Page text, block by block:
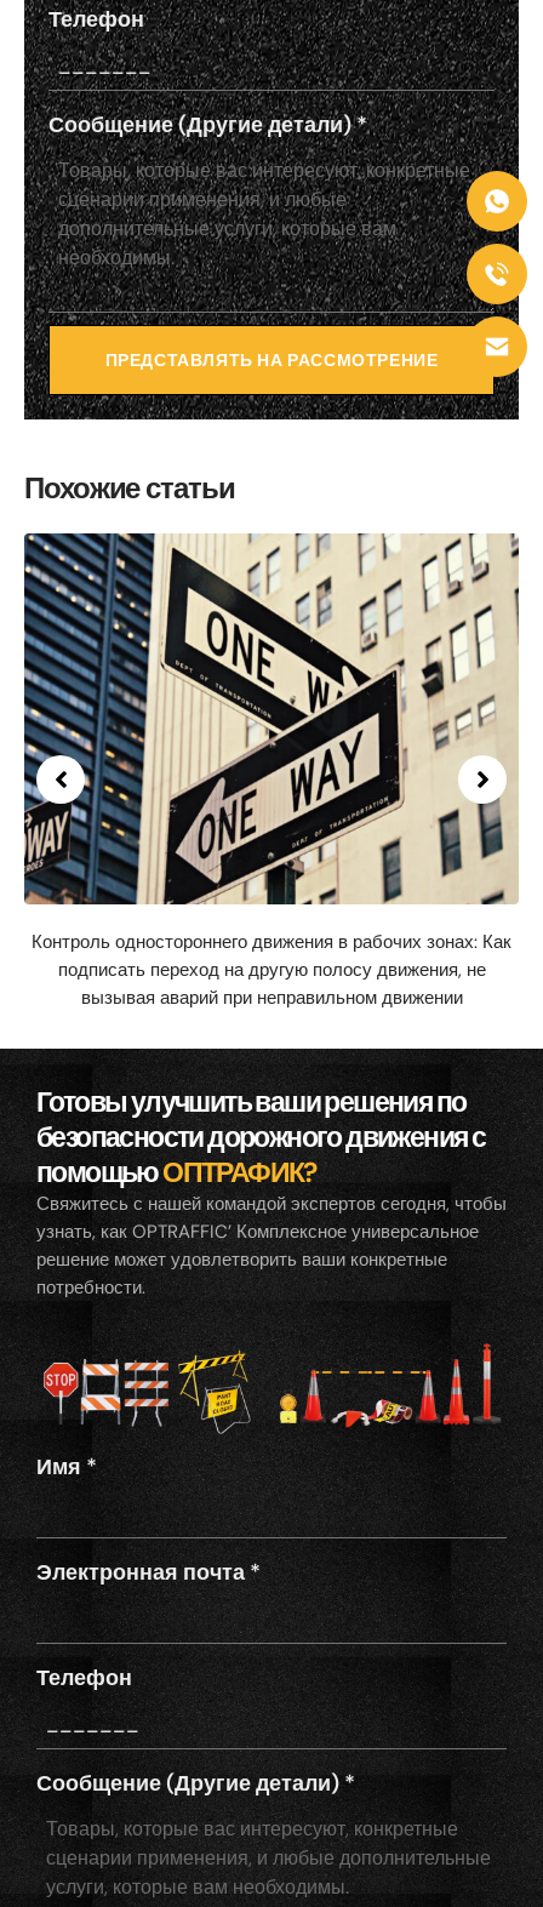
Телефон
Сообщение (Другие детали)*
ПРЕДСТАВЛЯТЬ НА РАССМОТРЕНИЕ
Похожие статьи
Контроль одностороннего движения в рабочих зонах: Как
подписать переход на другую полосу движения, не
вызывая аварий при неправильном движении
Готовы улучшить ваши решения по
безопасности дорожного движения с
помощьюОПТРАФИК?
Свяжитесь с нашей командой экспертов сегодня, чтобы
узнать, как OPTRAFFIC’ Комплексное универсальное
решение может удовлетворить ваши конкретные
потребности.
Имя *
Электронная почта*
Телефон
Сообщение (Другие детали) *